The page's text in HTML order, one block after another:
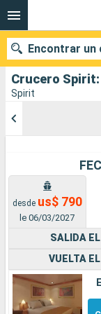
Spirit
desde us$ 790
le 06/03/2027
SALIDA EL
VUELTA EL
Encontrar un
Puertos